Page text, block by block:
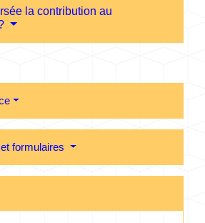
la contribution au
formulaires